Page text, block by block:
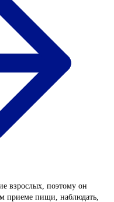
взрослых, поэтому он
приеме пищи, наблюдать,